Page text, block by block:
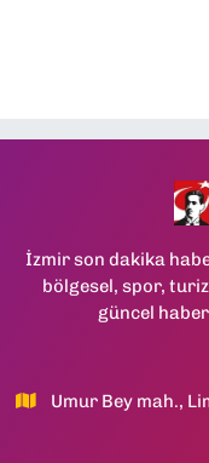
İzmir son dakika
bölgesel, spor,
güncel
Umur Bey mah.,